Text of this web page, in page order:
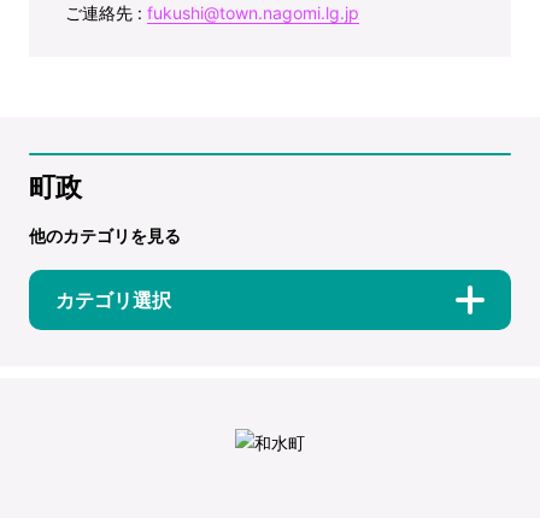
ご連絡先 : fukushi@town.nagomi.lg.jp
町政
他のカテゴリを見る
カテゴリ選択